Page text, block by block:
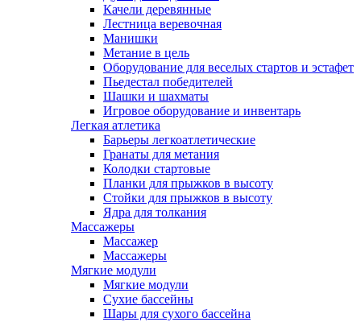
Качели деревянные
Лестница веревочная
Манишки
Метание в цель
Оборудование для веселых стартов и эстафет
Пьедестал победителей
Шашки и шахматы
Игровое оборудование и инвентарь
Легкая атлетика
Барьеры легкоатлетические
Гранаты для метания
Колодки стартовые
Планки для прыжков в высоту
Стойки для прыжков в высоту
Ядра для толкания
Массажеры
Массажер
Массажеры
Мягкие модули
Мягкие модули
Сухие бассейны
Шары для сухого бассейна